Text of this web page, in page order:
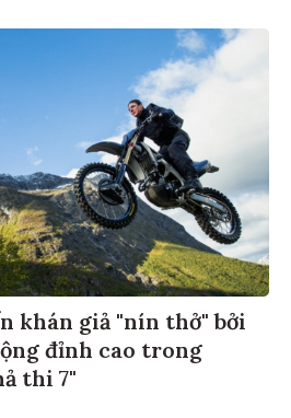
khán giả "nín thở" bởi
đỉnh cao trong
thi 7"